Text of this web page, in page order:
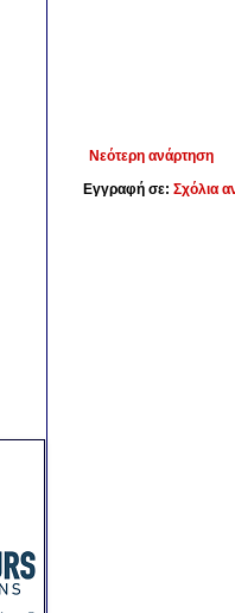
Νεότερη ανάρτηση
Εγγραφή σε: Σχόλια